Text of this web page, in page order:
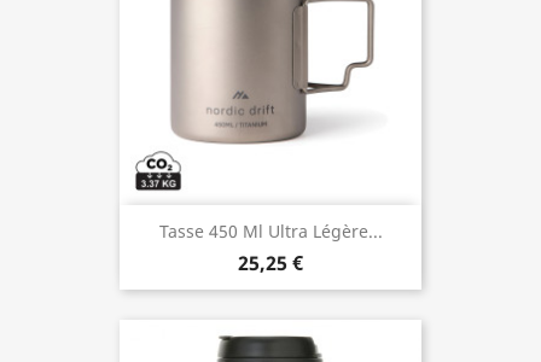
Tasse 450 Ml Ultra Légère...
25,25 €